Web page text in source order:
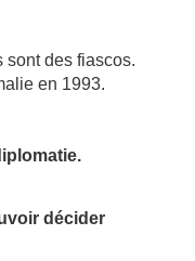
sont des fiascos.
en 1993.
décider